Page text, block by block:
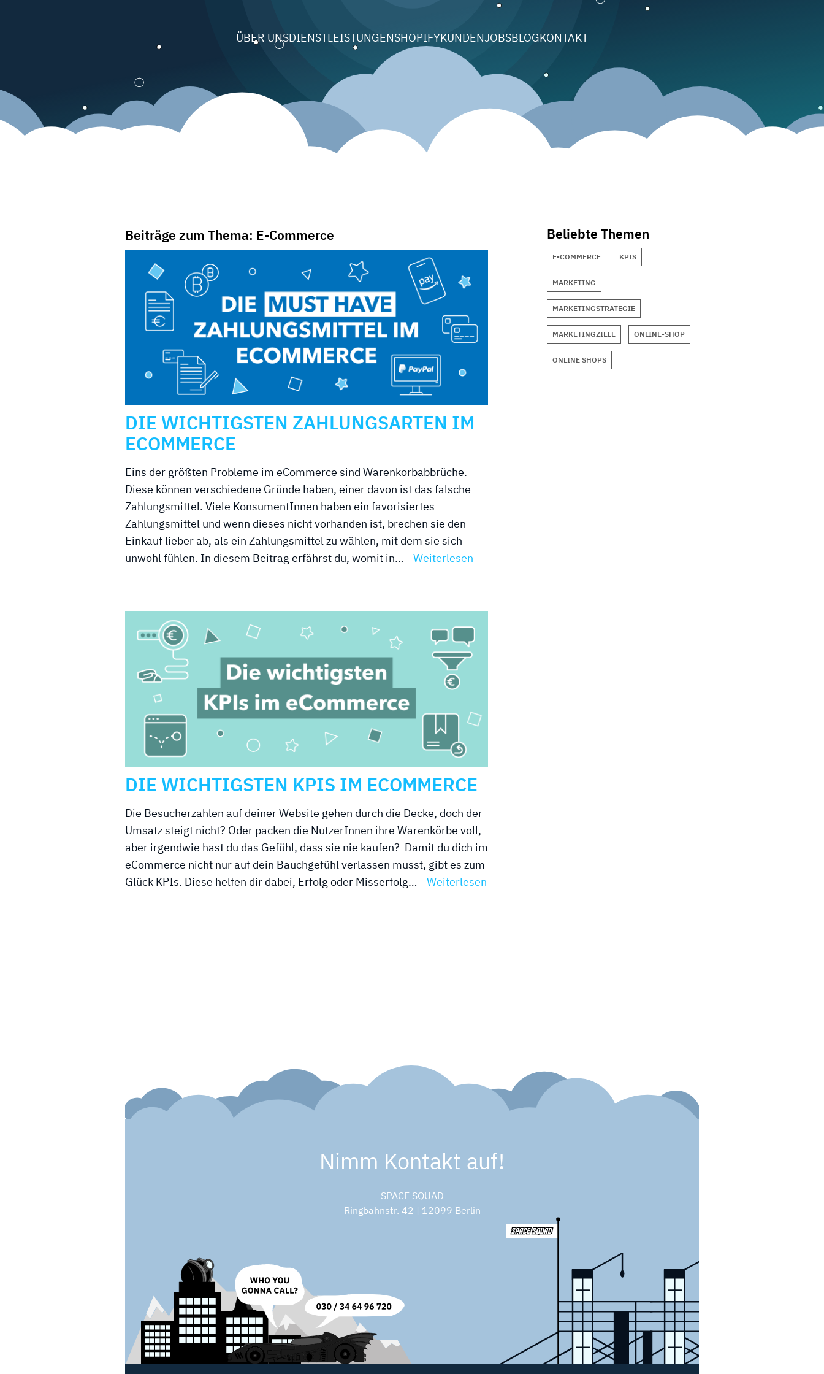
ÜBER UNSDIENSTLEISTUNGENSHOPIFYKUNDENJOBSBLOGKONTAKT
Beiträge zum Thema: E-Commerce
DIE WICHTIGSTEN ZAHLUNGSARTEN IM
ECOMMERCE
Eins der größten Probleme im eCommerce sind Warenkorbabbrüche.
Diese können verschiedene Gründe haben, einer davon ist das falsche
Zahlungsmittel. Viele KonsumentInnen haben ein favorisiertes
Zahlungsmittel und wenn dieses nicht vorhanden ist, brechen sie den
Einkauf lieber ab, als ein Zahlungsmittel zu wählen, mit dem sie sich
unwohl fühlen. In diesem Beitrag erfährst du, womit in…
Weiterlesen
DIE WICHTIGSTEN KPIS IM ECOMMERCE
Die Besucherzahlen auf deiner Website gehen durch die Decke, doch der
Umsatz steigt nicht? Oder packen die NutzerInnen ihre Warenkörbe voll,
aber irgendwie hast du das Gefühl, dass sie nie kaufen? Damit du dich im
eCommerce nicht nur auf dein Bauchgefühl verlassen musst, gibt es zum
Glück KPIs. Diese helfen dir dabei, Erfolg oder Misserfolg…
Weiterlesen
Beliebte Themen
E-COMMERCE KPIS
MARKETING
MARKETINGSTRATEGIE
MARKETINGZIELE ONLINE-SHOP
ONLINE SHOPS
Nimm Kontakt auf!
SPACE SQUAD
Ringbahnstr. 42 | 12099 Berlin